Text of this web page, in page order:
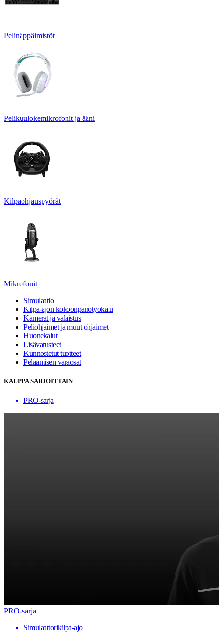
Pelinäppäimistöt
Pelikuulokemikrofonit ja ääni
Kilpaohjauspyörät
Mikrofonit
Simulaatio
Kilpa-ajon kokoonpanotyökalu
Kamerat ja valaistus
Peliohjaimet ja muut ohjaimet
Huonekalut
Lisävarusteet
Kunnostetut tuotteet
Pelaamisen varaosat
KAUPPA SARJOITTAIN
PRO-sarja
PRO-sarja
Simulaattorikilpa-ajo